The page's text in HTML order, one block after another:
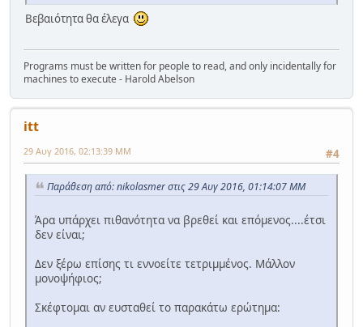
Βεβαιότητα θα έλεγα
Programs must be written for people to read, and only incidentally for
machines to execute - Harold Abelson
itt
#4
29 Αυγ 2016, 02:13:39 ΜΜ
Παράθεση από: nikolasmer στις 29 Αυγ 2016, 01:14:07 ΜΜ
Άρα υπάρχει πιθανότητα να βρεθεί και επόμενος....έτσι
δεν είναι;
Δεν ξέρω επίσης τι εννοείτε τετριμμένος. Μάλλον
μονοψήφιος;
Σκέφτομαι αν ευσταθεί το παρακάτω ερώτημα: